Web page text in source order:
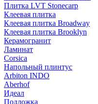
Плитка LVT Stonecarp
Клеевая плитка
Клеевая плитка Broadway
Клеевая плитка Brooklyn
Керамогранит
Ламинат
Corsica
Напольный плинтус
Arbiton INDO
Aberhof
Идеал
Подложка